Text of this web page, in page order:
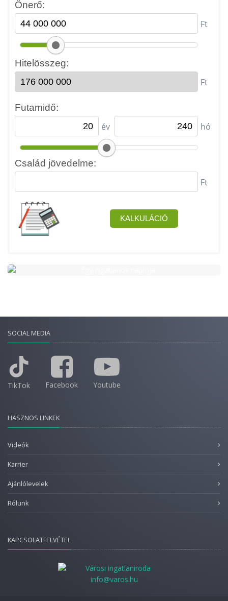
SOCIAL MEDIA
TikTok Facebook Youtube
HASZNOS LINKEK
Videók
Karrier
Ajánlólevelek
Rólunk
KAPCSOLATFELVÉTEL
info@varos.hu